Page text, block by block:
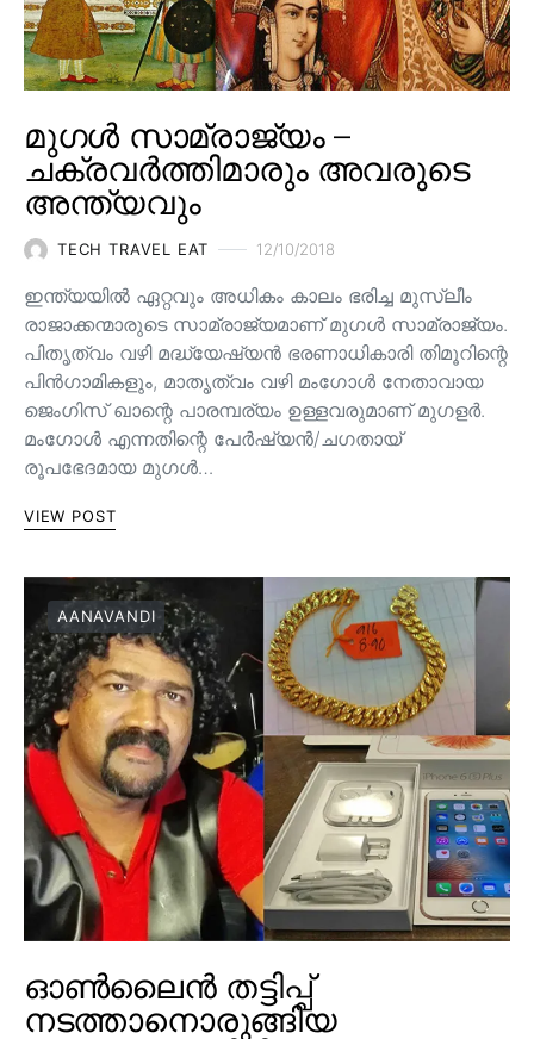
മുഗൾ സാമ്രാജ്യം –
ചക്രവർത്തിമാരും അവരുടെ
അന്ത്യവും
TECH TRAVEL EAT 12/10/2018
ഇന്ത്യയിൽ ഏറ്റവും അധികം കാലം ഭരിച്ച മുസ്ലീം
രാജാക്കന്മാരുടെ സാമ്രാജ്യമാണ് മുഗൾ സാമ്രാജ്യം.
പിതൃത്വം വഴി മദ്ധ്യേഷ്യൻ ഭരണാധികാരി തിമൂറിന്റെ
പിൻ‌ഗാമികളും, മാതൃത്വം വഴി മംഗോൾ നേതാവായ
ജെംഗിസ് ഖാന്റെ പാരമ്പര്യം ഉള്ളവരുമാണ്‌ മുഗളർ.
മംഗോൾ എന്നതിന്റെ പേർഷ്യൻ/ചഗതായ്
രൂപഭേദമായ മുഗൾ…
VIEW POST
AANAVANDI
ഓൺലൈൻ തട്ടിപ്പ്
നടത്താനൊരുങ്ങിയ